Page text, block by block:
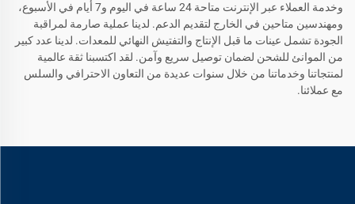
وخدمة العملاء عبر الإنترنت متاحة 24 ساعة في اليوم و7 أيام في الأسبوع،
ومهندسين متاحين في الخارج لتقديم الدعم. لدينا عملية صارمة لمراقبة
الجودة تشمل عينات ما قبل الإنتاج والتفتيش النهائي للمعدات. لدينا عدد كبير
من الموانئ للشحن لضمان توصيل سريع وآمن. لقد اكتسبنا ثقة عالمية
لمنتجاتنا وخدماتنا من خلال سنوات عديدة من التعاون الاحترافي والسلس
مع عملائنا.